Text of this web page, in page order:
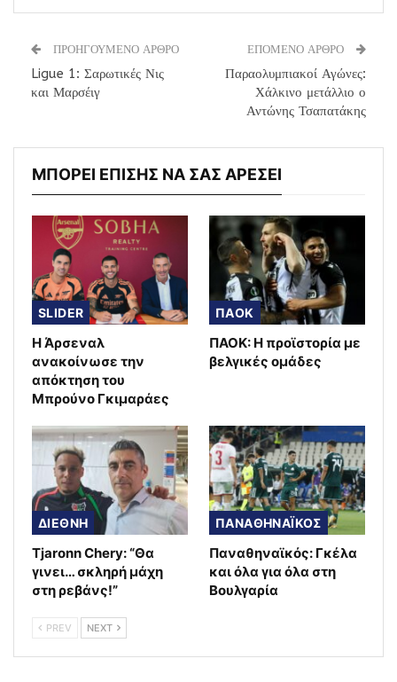
ΠΡΟΗΓΟΥΜΕΝΟ ΑΡΘΡΟ
Ligue 1: Σαρωτικές Νις
και Μαρσέιγ
ΕΠΟΜΕΝΟ ΑΡΘΡΟ
Παραολυμπιακοί Αγώνες:
Χάλκινο μετάλλιο ο
Αντώνης Τσαπατάκης
ΜΠΟΡΕΙ ΕΠΙΣΗΣ ΝΑ ΣΑΣ ΑΡΕΣΕΙ
SLIDER
Η Άρσεναλ
ανακοίνωσε την
απόκτηση του
Μπρούνο Γκιμαράες
ΠΑΟΚ
ΠΑΟΚ: Η προϊστορία με
βελγικές ομάδες
ΔΙΕΘΝΗ
Tjaronn Chery: “Θα
γινει… σκληρή μάχη
στη ρεβάνς!”
ΠΑΝΑΘΗΝΑΪΚΟΣ
Παναθηναϊκός: Γκέλα
και όλα για όλα στη
Βουλγαρία
PREV NEXT